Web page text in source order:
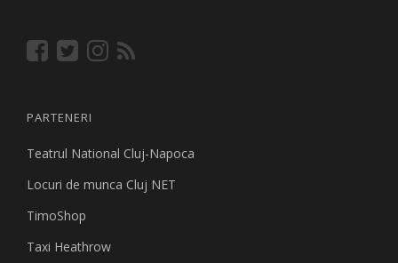
PARTENERI
Teatrul National Cluj-Napoca
Locuri de munca Cluj NET
TimoShop
Taxi Heathrow